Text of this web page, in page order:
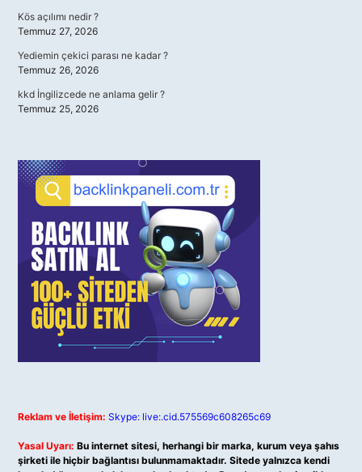
Kös açılımı nedir ?
Temmuz 27, 2026
Yediemin çekici parası ne kadar ?
Temmuz 26, 2026
kkd İngilizcede ne anlama gelir ?
Temmuz 25, 2026
Reklam ve İletişim: Skype: live:.cid.575569c608265c69
Yasal Uyarı: Bu internet sitesi, herhangi bir marka, kurum veya şahıs
şirketi ile hiçbir bağlantısı bulunmamaktadır. Sitede yalnızca kendi